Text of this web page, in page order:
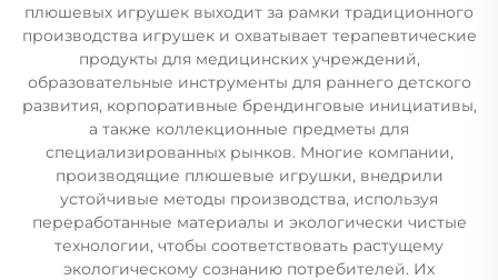
плюшевых игрушек выходит за рамки традиционного
производства игрушек и охватывает терапевтические
продукты для медицинских учреждений,
образовательные инструменты для раннего детского
развития, корпоративные брендинговые инициативы,
а также коллекционные предметы для
специализированных рынков. Многие компании,
производящие плюшевые игрушки, внедрили
устойчивые методы производства, используя
переработанные материалы и экологически чистые
технологии, чтобы соответствовать растущему
экологическому сознанию потребителей. Их